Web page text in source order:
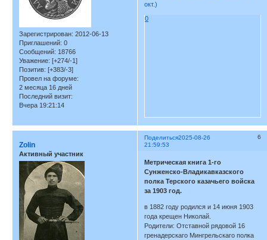
Зарегистрирован: 2012-06-13
Приглашений: 0
Сообщений: 18766
Уважение: [+274/-1]
Позитив: [+383/-3]
Провел на форуме:
2 месяца 16 дней
Последний визит:
Вчера 19:21:14
окт.)
0
Поделиться 6
2025-08-26
21:59:53
Zolin
Активный участник
Метрическая книга 1-го
Сунженско-Владикавказского
полка Терского казачьего войска
за 1903 год.
в 1882 году родился и 14 июня 1903
года крещен Николай.
Родители: Отставной рядовой 16
гренадерскаго Мингрельскаго полка